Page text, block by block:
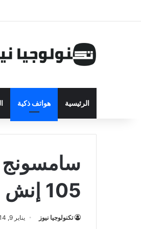
الرئيسية هواتف ذكية
سامسونج
105 إنش
تكنولوجيا نيوز يناير 9, 2014